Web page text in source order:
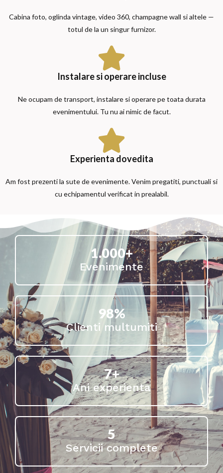
Cabina foto, oglinda vintage, video 360, champagne wall si altele —
totul de la un singur furnizor.
Instalare si operare incluse
Ne ocupam de transport, instalare si operare pe toata durata
evenimentului. Tu nu ai nimic de facut.
Experienta dovedita
Am fost prezenti la sute de evenimente. Venim pregatiti, punctuali si
cu echipamentul verificat in prealabil.
Evenimente
1.000+
Clienti multumiti
98%
Ani experienta
7+
Servicii complete
5